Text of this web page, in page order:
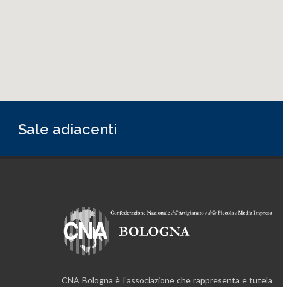
Sale adiacenti
CNA Bologna è l’associazione che rappresenta e tutela